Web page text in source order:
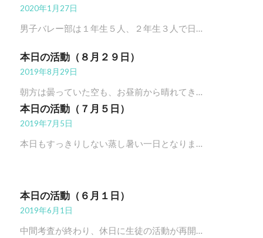
2020年1月27日
男子バレー部は１年生５人、２年生３人で日…
本日の活動（８月２９日）
2019年8月29日
朝方は曇っていた空も、お昼前から晴れてき…
本日の活動（７月５日）
2019年7月5日
本日もすっきりしない蒸し暑い一日となりま…
本日の活動（６月１日）
2019年6月1日
中間考査が終わり、休日に生徒の活動が再開…